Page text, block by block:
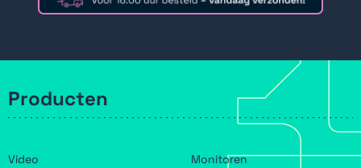
Producten
Video Monitoren